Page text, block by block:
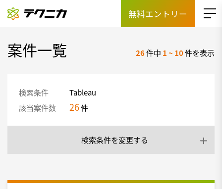
無料エントリー
案件一覧 26件中 1~10件を表示
検索条件
Tableau
該当案件数
26件
検索条件を変更する